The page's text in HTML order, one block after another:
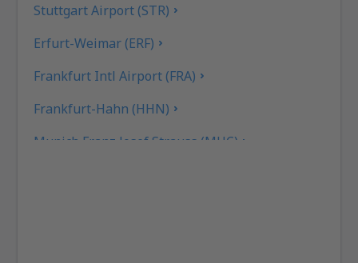
Stuttgart Airport (STR)
Erfurt-Weimar (ERF)
Frankfurt Intl Airport (FRA)
Frankfurt-Hahn (HHN)
Munich Franz Josef Strauss (MUC)